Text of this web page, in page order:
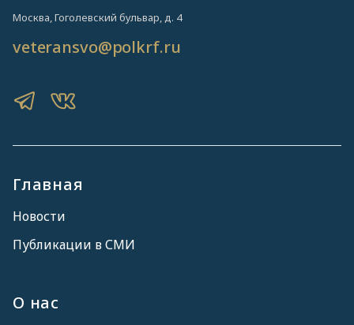
Главная
Новости
Публикации в СМИ
О нас
Москва, Гоголевский бульвар, д. 4
veteransvo@polkrf.ru